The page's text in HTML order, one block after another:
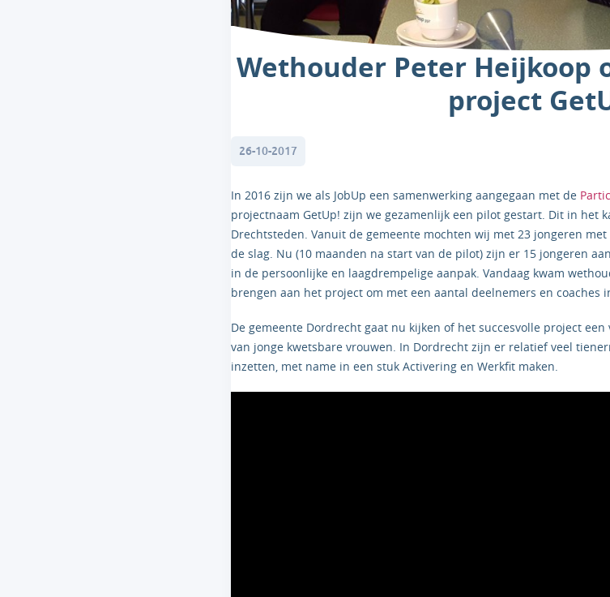
Wethouder Peter Heijkoop
project
26-10-2017
In 2016 zijn we als JobUp een samenwerking aangegaan met de
projectnaam GetUp! zijn we gezamenlijk een pilot gestart. Dit in het
Drechtsteden. Vanuit de gemeente mochten wij met 23 jongeren
de slag. Nu (10 maanden na start van de pilot) zijn er 15 jongeren
in de persoonlijke en laagdrempelige aanpak. Vandaag kwam
brengen aan het project om met een aantal deelnemers en coaches
De gemeente Dordrecht gaat nu kijken of het succesvolle project
van jonge kwetsbare vrouwen. In Dordrecht zijn er relatief veel
inzetten, met name in een stuk Activering en Werkfit maken.